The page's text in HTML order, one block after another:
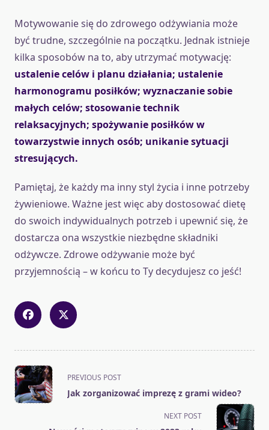
Motywowanie się do zdrowego odżywiania może
być trudne, szczególnie na początku. Jednak istnieje
kilka sposobów na to, aby utrzymać motywację:
ustalenie celów i planu działania; ustalenie
harmonogramu posiłków; wyznaczanie sobie
małych celów; stosowanie technik
relaksacyjnych; spożywanie posiłków w
towarzystwie innych osób; unikanie sytuacji
stresujących.
Pamiętaj, że każdy ma inny styl życia i inne potrzeby
żywieniowe. Ważne jest więc aby dostosować dietę
do swoich indywidualnych potrzeb i upewnić się, że
dostarcza ona wszystkie niezbędne składniki
odżywcze. Zdrowe odżywanie może być
przyjemnością – w końcu to Ty decydujesz co jeść!
<span
class="nav-
subtitle
PREVIOUS POST
Jak zorganizować imprezę z grami wideo?
NEXT POST